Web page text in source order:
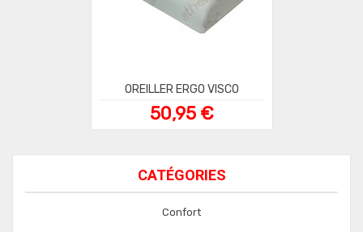
OREILLER ERGO VISCO
50,95 €
CATÉGORIES
Confort